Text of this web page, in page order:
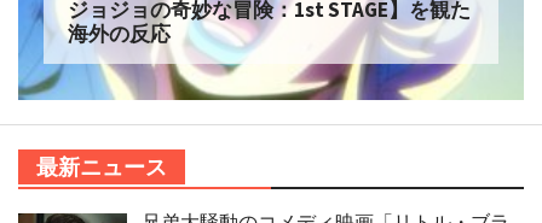
Netflix実写【ONE PIECE】シーズン2 を観た
海外の反応
最新ニュース